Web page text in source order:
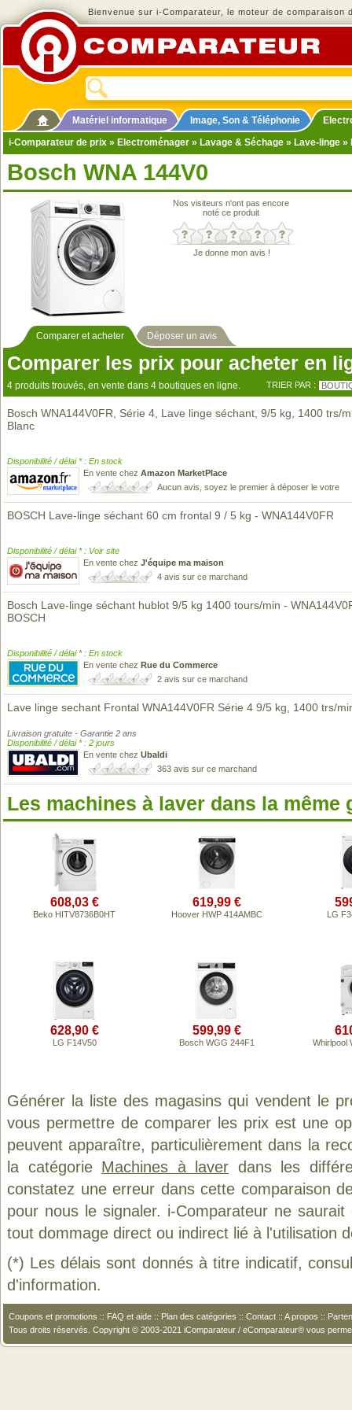
Bienvenue sur i-Comparateur, le moteur de comparaison
Matériel informatique Image, Son & Téléphonie
i-Comparateur de prix » Electroménager » Lavage & Séchage » Lave-linge »
Bosch WNA 144V0
Nos visiteurs n'ont pas encore
noté ce produit
Je donne mon avis !
Comparer et acheter Déposer un avis
Comparer les prix pour acheter en
4 produits trouvés, en vente dans 4 boutiques en ligne. TRIER PAR :
Bosch WNA144V0FR, Série 4, Lave linge séchant, 9/5 kg, 1400 trs/
Blanc
Disponibilité / délai * : En stock
En vente chez Amazon MarketPlace
Aucun avis, soyez le premier à déposer le votre
BOSCH Lave-linge séchant 60 cm frontal 9 / 5 kg - WNA144V0FR
Disponibilité / délai * : Voir site
En vente chez J'équipe ma maison
4 avis sur ce marchand
Bosch Lave-linge séchant hublot 9/5 kg 1400 tours/min -
BOSCH
Disponibilité / délai * : En stock
En vente chez Rue du Commerce
2 avis sur ce marchand
Lave linge sechant Frontal WNA144V0FR Série 4 9/5 kg, 1400 trs/
Livraison gratuite - Garantie 2 ans
Disponibilité / délai * : 2 jours
En vente chez Ubaldi
363 avis sur ce marchand
Les machines à laver dans la même
608,03 €
Beko HITV8736B0HT
619,99 €
Hoover HWP 414AMBC LG
628,90 €
LG F14V50
599,99 €
Bosch WGG 244F1 Whirlpool
Générer la liste des magasins qui vendent le
vous permettre de comparer les prix est une
peuvent apparaître, particulièrement dans la
la catégorie Machines à laver dans les
constatez une erreur dans cette comparaison
pour nous le signaler. i-Comparateur ne
tout dommage direct ou indirect lié à l'utilisation
(*) Les délais sont donnés à titre indicatif,
d'information.
Coupons et promotions :: FAQ et aide :: Plan des catégories :: Contact :: A propos ::
Tous droits réservés. Copyright © 2003-2021 iComparateur / eComparateur® vous